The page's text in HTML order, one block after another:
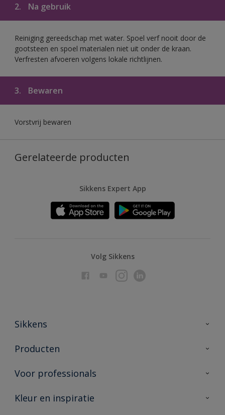
2. Na gebruik
Reiniging gereedschap met water. Spoel verf nooit door de
gootsteen en spoel materialen niet uit onder de kraan.
Verfresten afvoeren volgens lokale richtlijnen.
3. Bewaren
Vorstvrij bewaren
Gerelateerde producten
Sikkens Expert App
Volg Sikkens
Sikkens
Over Sikkens
Duurzaamheid
Producten
Producten voor binnen
Vind je verkooppunt
Voor professionals
Advies & service
Kleur en inspiratie